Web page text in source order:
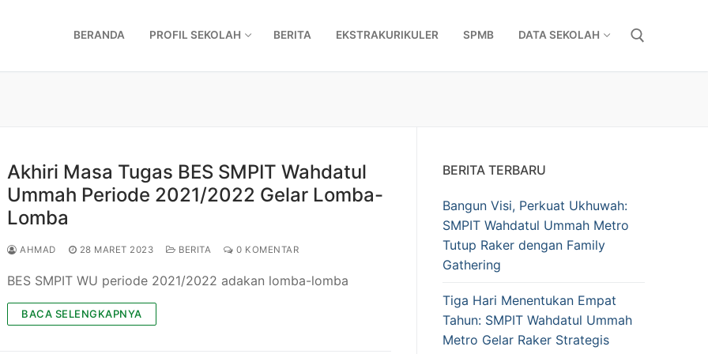
BERANDA PROFIL SEKOLAH BERITA EKSTRAKURIKULER SPMB DATA SEKOLAH
Akhiri Masa Tugas BES SMPIT Wahdatul
Ummah Periode 2021/2022 Gelar Lomba-
Lomba
AHMAD 28 MARET 2023 BERITA 0 KOMENTAR
BES SMPIT WU periode 2021/2022 adakan lomba-lomba
BACA SELENGKAPNYA
BERITA TERBARU
Bangun Visi, Perkuat Ukhuwah:
SMPIT Wahdatul Ummah Metro
Tutup Raker dengan Family
Gathering
Tiga Hari Menentukan Empat
Tahun: SMPIT Wahdatul Ummah
Metro Gelar Raker Strategis